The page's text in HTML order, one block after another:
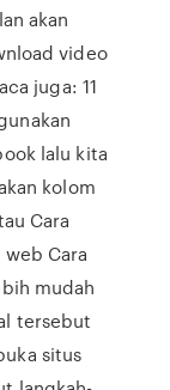
akan
video
juga: 11
lalu kita
kolom
Cara
Cara
mudah
tersebut
situs